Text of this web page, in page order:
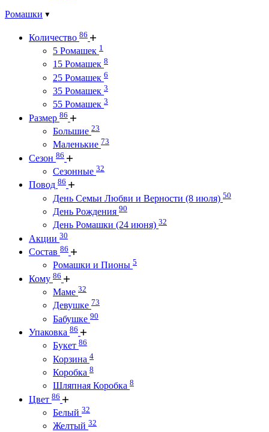
Ромашки
Количество 86
5 Ромашек 1
15 Ромашек 8
25 Ромашек 6
35 Ромашек 3
55 Ромашек 3
Размер 86
Большие 23
Маленькие 73
Сезон 86
Сезонные 32
Повод 86
День Семьи Любви и Верности (8 июля) 50
День Рождения 90
День Ромашки (24 июня) 32
Акции 30
Состав 86
Ромашки и Пионы 5
Кому 86
Маме 32
Девушке 73
Бабушке 90
Упаковка 86
Букет 86
Корзина 4
Коробка 8
Шляпная Коробка 8
Цвет 86
Белый 32
Желтый 32